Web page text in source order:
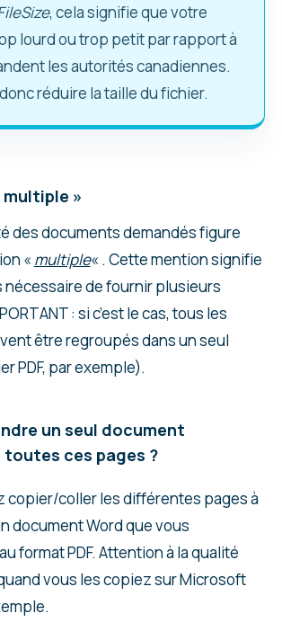
, cela signifie que votre
lourd ou trop petit par rapport à
les autorités canadiennes.
réduire la taille du fichier.
»
des documents demandés figure
« multiple« . Cette mention signifie
nécessaire de fournir plusieurs
: si c’est le cas, tous les
être regroupés dans un seul
PDF, par exemple).
un seul document
ces pages ?
copier/coller les différentes pages à
document Word que vous
format PDF. Attention à la qualité
vous les copiez sur Microsoft